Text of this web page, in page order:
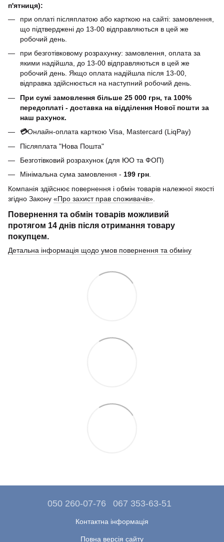
п'ятниця):
при оплаті післяплатою або карткою на сайті: замовлення,
що підтверджені до 13-00 відправляються в цей же
робочий день.
при безготівковому розрахунку: замовлення, оплата за
якими надійшла, до 13-00 відправляються в цей же
робочий день. Якщо оплата надійшла після 13-00,
відправка здійснюється на наступний робочий день.
При сумі замовлення більше 25 000 грн, та 100%
передоплаті - доставка на відділення Нової пошти за
наш рахунок.
💳Онлайн-оплата карткою Visa, Mastercard (LiqPay)
Післяплата "Нова Пошта"
Безготівковий розрахунок (для ЮО та ФОП)
Мінімальна сума замовлення - 199 грн.
Компанія здійснює повернення і обмін товарів належної якості
згідно Закону «Про захист прав споживачів»
Повернення та обмін товарів можливий
протягом 14 днів після отримання товару
покупцем.
Детальна інформація щодо умов повернення та обміну
050 260-07-76 067 353-63-51
Контактна інформація
Повна версія сайту